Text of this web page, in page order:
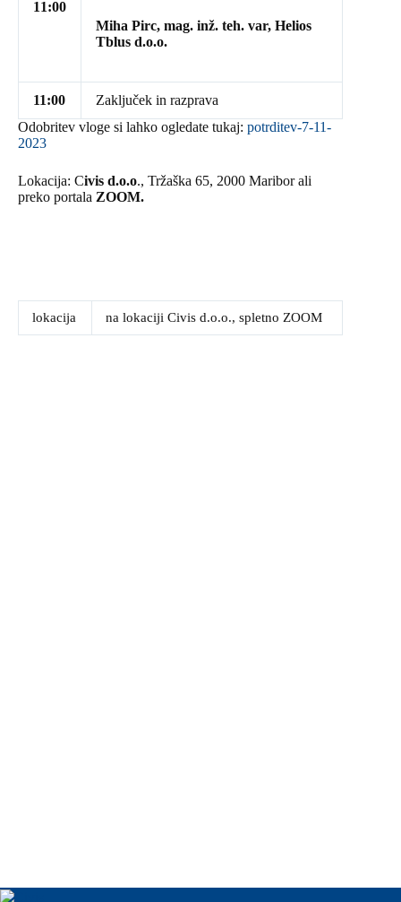
11:00
Miha Pirc, mag. inž. teh. var, Helios
Tblus d.o.o.
11:00
Zaključek in razprava
Odobritev vloge si lahko ogledate tukaj: potrditev-7-11-
2023
Lokacija: Civis d.o.o., Tržaška 65, 2000 Maribor ali
preko portala ZOOM.
lokacija na lokaciji Civis d.o.o., spletno ZOOM